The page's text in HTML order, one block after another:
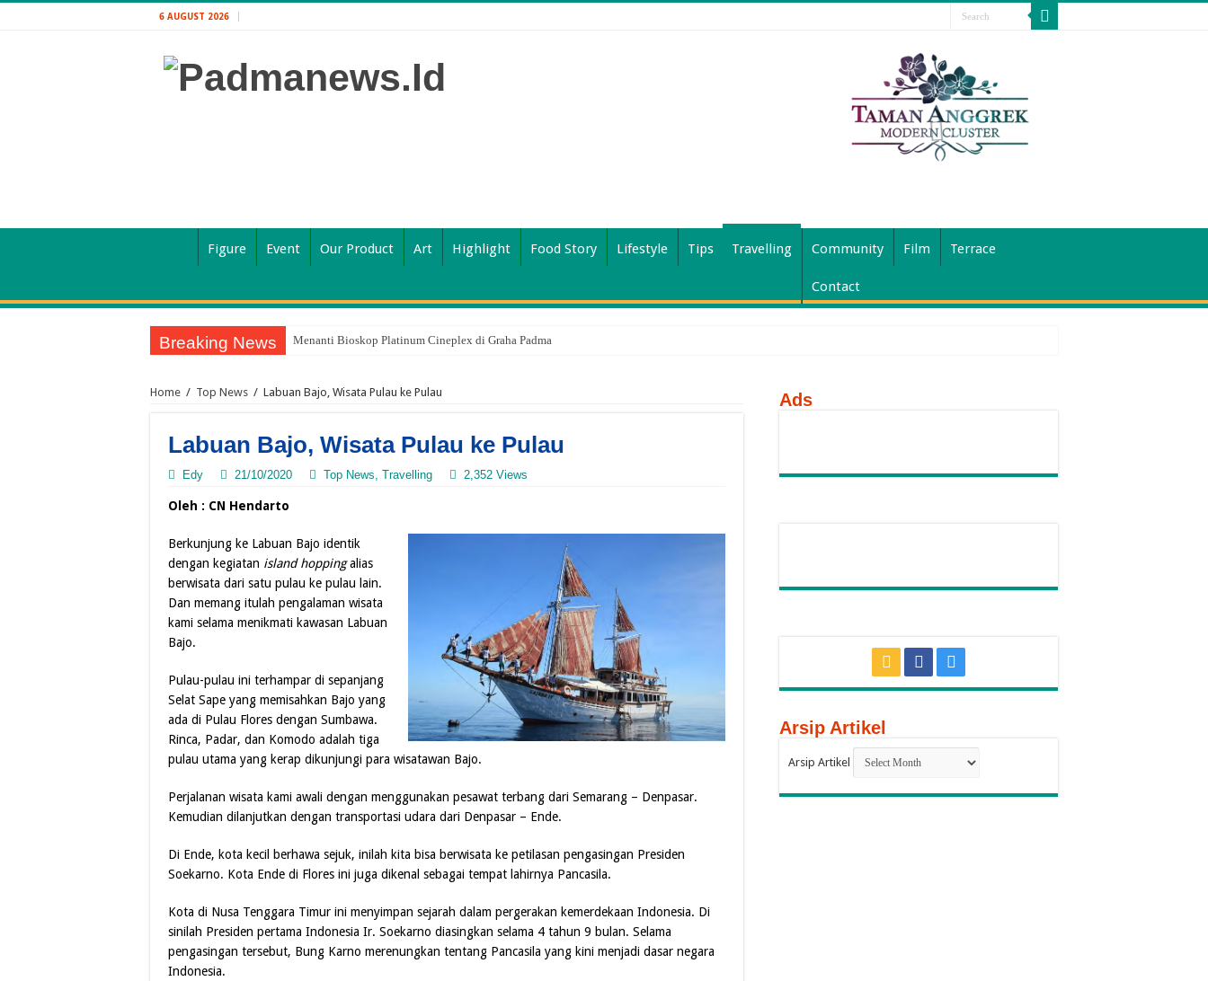
6 AUGUST 2026
Figure Event Our Product Art Highlight Food Story Lifestyle Tips Travelling Community Film Terrace
Contact
Breaking News Menanti Bioskop Platinum Cineplex di Graha Padma
Home / Top News / Labuan Bajo, Wisata Pulau ke Pulau
Labuan Bajo, Wisata Pulau ke Pulau
Edy 21/10/2020 Top News, Travelling 2,352 Views
Oleh : CN Hendarto
Berkunjung ke Labuan Bajo identik
dengan kegiatan island hoppingalias
berwisata dari satu pulau ke pulau lain.
Dan memang itulah pengalaman wisata
kami selama menikmati kawasan Labuan
Bajo.
Pulau-pulau ini terhampar di sepanjang
Selat Sape yang memisahkan Bajo yang
ada di Pulau Flores dengan Sumbawa.
Rinca, Padar, dan Komodo adalah tiga
pulau utama yang kerap dikunjungi para wisatawan Bajo.
Perjalanan wisata kami awali dengan menggunakan pesawat terbang dari Semarang – Denpasar.
Kemudian dilanjutkan dengan transportasi udara dari Denpasar – Ende.
Di Ende, kota kecil berhawa sejuk, inilah kita bisa berwisata ke petilasan pengasingan Presiden
Soekarno. Kota Ende di Flores ini juga dikenal sebagai tempat lahirnya Pancasila.
Kota di Nusa Tenggara Timur ini menyimpan sejarah dalam pergerakan kemerdekaan Indonesia. Di
sinilah Presiden pertama Indonesia Ir. Soekarno diasingkan selama 4 tahun 9 bulan. Selama
pengasingan tersebut, Bung Karno merenungkan tentang Pancasila yang kini menjadi dasar negara
Indonesia.
Ads
Arsip Artikel
Arsip Artikel